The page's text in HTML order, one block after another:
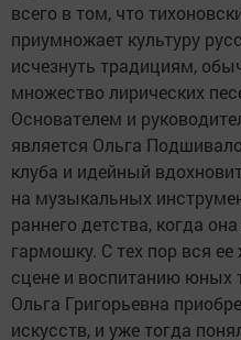
всего в том, что
приумножает культуру
исчезнуть традициям,
множество лирических
Основателем и
является Ольга
клуба и идейный
на музыкальных
раннего детства, когда
гармошку. С тех пор вся
сцене и воспитанию юных
Ольга Григорьевна
искусств, и уже тогда